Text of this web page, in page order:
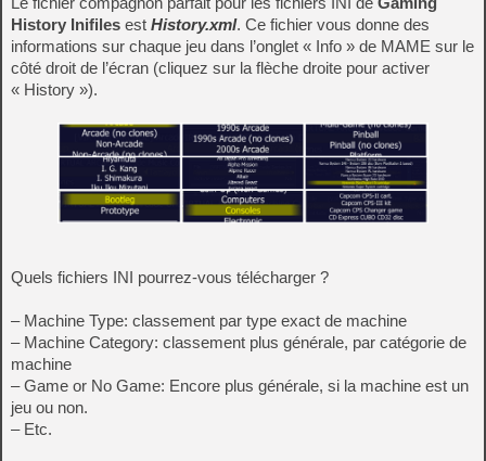
History Inifiles est History.xml. Ce fichier vous donne des
informations sur chaque jeu dans l’onglet « Info » de MAME sur le
côté droit de l’écran (cliquez sur la flèche droite pour activer
« History »).
Quels fichiers INI pourrez-vous télécharger ?
– Machine Type: classement par type exact de machine
– Machine Category: classement plus générale, par catégorie de
machine
– Game or No Game: Encore plus générale, si la machine est un
jeu ou non.
– Etc.